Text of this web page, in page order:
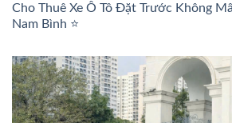
Cho Thuê Xe Ô Tô Đặt Trước Không
Nam Bình ⭐